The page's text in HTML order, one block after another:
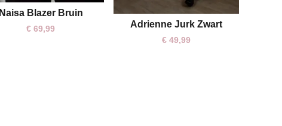
S/M M/L
Naisa Blazer Bruin
€ 69,99 L
Adrienne Jurk Zwart
€49,99